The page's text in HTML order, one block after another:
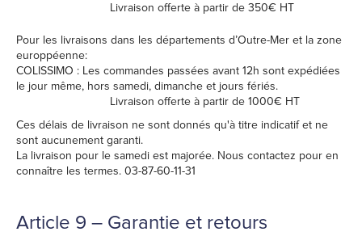
Livraison offerte à partir de 350€ HT
Pour les livraisons dans les départements d’Outre-Mer et la zone
europpéenne:
COLISSIMO : Les commandes passées avant 12h sont expédiées
le jour même, hors samedi, dimanche et jours fériés.
Livraison offerte à partir de 1000€ HT
Ces délais de livraison ne sont donnés qu'à titre indicatif et ne
sont aucunement garanti.
La livraison pour le samedi est majorée. Nous contactez pour en
connaître les termes. 03-87-60-11-31
Article 9 – Garantie et retours